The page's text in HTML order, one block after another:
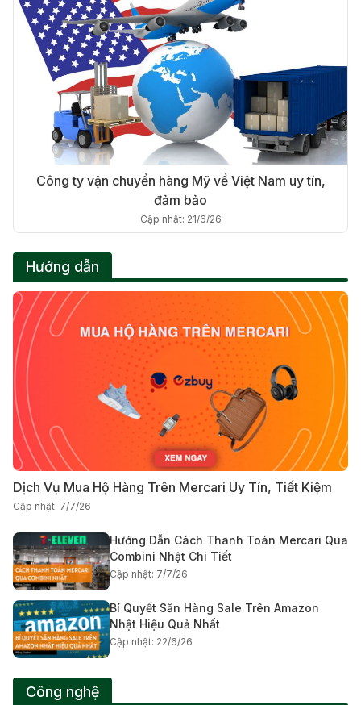
Công ty vận chuyển hàng Mỹ về Việt Nam uy tín,
đảm bảo
Cập nhật: 21/6/26
Hướng dẫn
Dịch Vụ Mua Hộ Hàng Trên Mercari Uy Tín, Tiết Kiệm
Cập nhật: 7/7/26
Hướng Dẫn Cách Thanh Toán Mercari Qua
Combini Nhật Chi Tiết
Cập nhật: 7/7/26
Bí Quyết Săn Hàng Sale Trên Amazon
Nhật Hiệu Quả Nhất
Cập nhật: 22/6/26
Công nghệ